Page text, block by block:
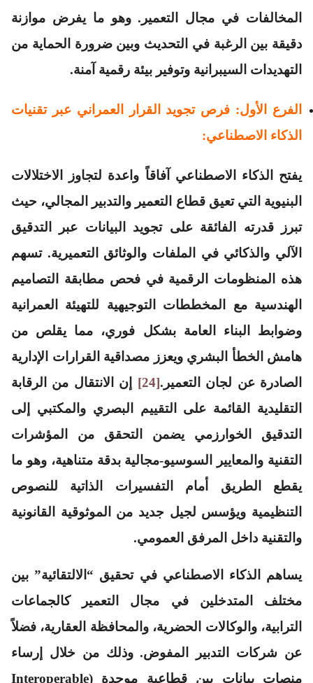
المخالفات في مجال التعمير. وهو ما يفرض موازنة
دقيقة بين الرغبة في التحديث وبين ضرورة الحماية من
التهديدات السيبرانية وتوفير بيئة رقمية آمنة.
الفرع الأول: فرص تجويد القرار العمراني عبر تقنيات
الذكاء الاصطناعي:
يفتح الذكاء الاصطناعي آفاقاً واعدة لتجاوز الاختلالات
البنيوية التي تعيق قطاع التعمير والتدبير المجالي، حيث
تبرز قدرته الفائقة على تجويد البيانات عبر التدقيق
الآلي والذكائي في الملفات والوثائق التعميرية. تسهم
هذه المنظومات الرقمية في فحص مطابقة التصاميم
الهندسية مع المخططات التوجيهية للتهيئة العمرانية
وضوابط البناء العامة بشكل فوري، مما يقلص من
هامش الخطأ البشري ويعزز مصداقية القرارات الإدارية
الصادرة عن لجان التعمير.[24]
إن الانتقال من الرقابة
التقليدية القائمة على التقييم البصري والمكتبي إلى
التدقيق الخوارزمي يضمن التحقق من المؤشرات
التقنية والمعايير السوسيو-مجالية بدقة متناهية، وهو ما
يقطع الطريق أمام التفسيرات الذاتية للنصوص
التنظيمية ويؤسس لجيل جديد من الموثوقية القانونية
والتقنية داخل المرفق العمومي.
يساهم الذكاء الاصطناعي في تحقيق “الالتقائية” بين
مختلف المتدخلين في مجال التعمير كالجماعات
الترابية، والوكالات الحضرية، والمحافظة العقارية، فضلاً
عن شركات التدبير المفوض. وذلك من خلال إرساء
منصات بيانات بين قطاعية موحدة (Interoperable